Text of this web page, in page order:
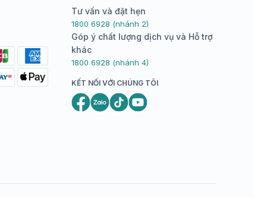
Tư vấn và đặt hẹn
1800 6928 (nhánh 2)
Góp ý chất lượng dịch vụ và Hỗ trợ
khác
1800 6928 (nhánh 4)
KẾT NỐI VỚI CHÚNG TÔI